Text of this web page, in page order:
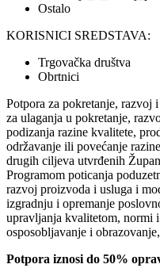
Ostalo
KORISNICI SREDSTAVA:
Trgovačka društva
Obrtnici
Potpora za pokretanje, razvoj
za ulaganja u pokretanje,
podizanja razine kvalitete,
održavanje ili povećanje
drugih ciljeva utvrđenih
Programom poticanja
razvoj proizvoda i usluga i
izgradnju i opremanje
upravljanja kvalitetom, normi
osposobljavanje i
Potpora iznosi do 50%